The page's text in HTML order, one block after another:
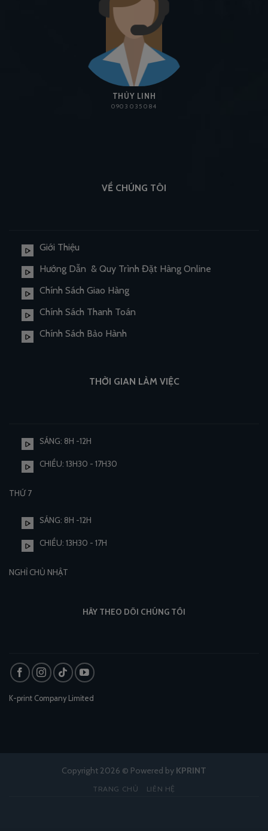
THÙY LINH
0903 035 084
VỀ CHÚNG TÔI
Giới Thiệu
Hướng Dẫn & Quy Trình Đặt Hàng Online
Chính Sách Giao Hàng
Chính Sách Thanh Toán
Chính Sách Bảo Hành
THỜI GIAN LÀM VIỆC
SÁNG: 8H -12H
CHIỀU: 13H30 - 17H30
THỨ 7
SÁNG: 8H -12H
CHIỀU: 13H30 - 17H
NGHỈ CHỦ NHẬT
HÃY THEO DÕI CHÚNG TÔI
K-print Company Limited
Copyright 2026 © Powered by KPRINT
TRANG CHỦ LIÊN HỆ